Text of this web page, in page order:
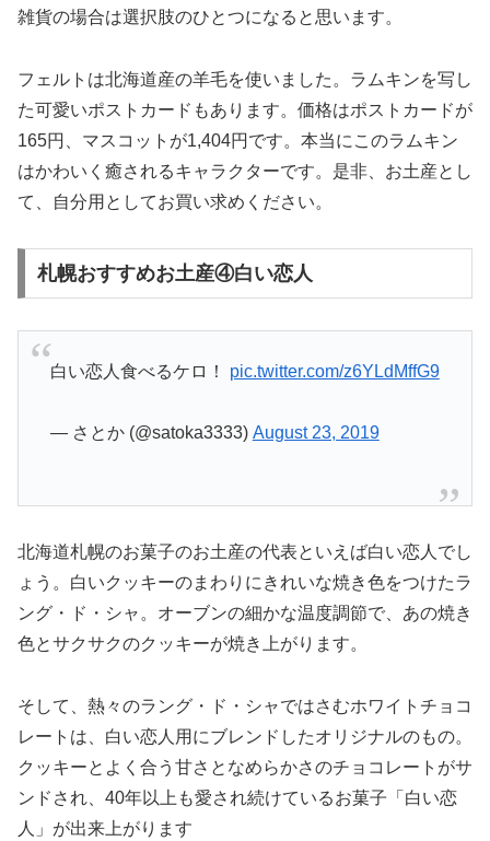
雑貨の場合は選択肢のひとつになると思います。
フェルトは北海道産の羊毛を使いました。ラムキンを写し
た可愛いポストカードもあります。価格はポストカードが
165円、マスコットが1,404円です。本当にこのラムキン
はかわいく癒されるキャラクターです。是非、お土産とし
て、自分用としてお買い求めください。
札幌おすすめお土産④白い恋人
白い恋人食べるケロ！ pic.twitter.com/z6YLdMffG9
— さとか (@satoka3333) August 23, 2019
北海道札幌のお菓子のお土産の代表といえば白い恋人でし
ょう。白いクッキーのまわりにきれいな焼き色をつけたラ
ング・ド・シャ。オーブンの細かな温度調節で、あの焼き
色とサクサクのクッキーが焼き上がります。
そして、熱々のラング・ド・シャではさむホワイトチョコ
レートは、白い恋人用にブレンドしたオリジナルのもの。
クッキーとよく合う甘さとなめらかさのチョコレートがサ
ンドされ、40年以上も愛され続けているお菓子「白い恋
人」が出来上がります